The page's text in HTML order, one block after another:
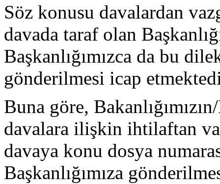
Söz konusu davalardan
davada taraf olan
Başkanlığımızca da bu
gönderilmesi icap
Buna göre,
davalara ilişkin ihtilaftan
davaya konu dosya
Başkanlığımıza